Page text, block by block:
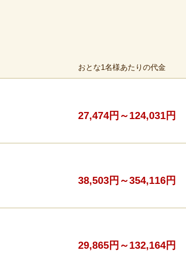
おとな1名様あたりの代金
27,474円～124,031円
38,503円～354,116円
29,865円～132,164円